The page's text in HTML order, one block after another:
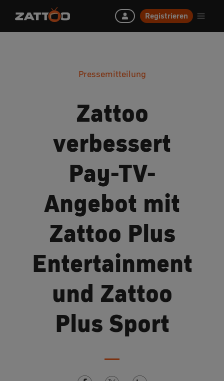
Registrieren
Pressemitteilung
Zattoo
verbessert
Pay-TV-
Angebot mit
Zattoo Plus
Entertainment
und Zattoo
Plus Sport